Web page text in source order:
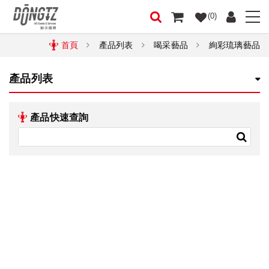
(0)
首頁 產品列表 喝采藝品 絢彩琉璃藝品
產品列表
產品快速查詢